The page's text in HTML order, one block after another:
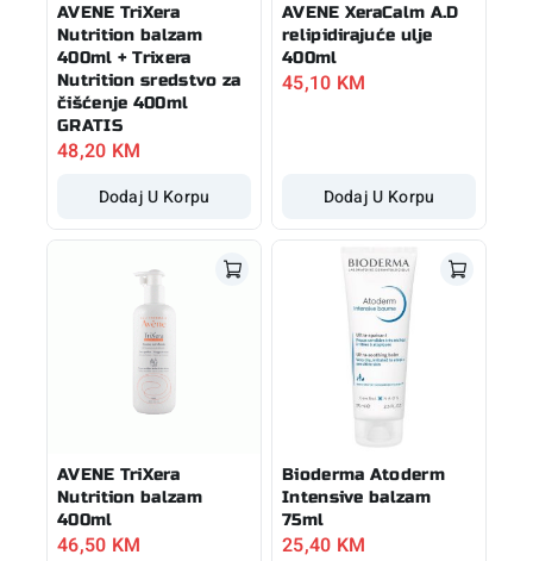
AVENE TriXera
Nutrition balzam
400ml + Trixera
Nutrition sredstvo za
čišćenje 400ml
GRATIS
48,20 KM
Dodaj U Korpu
AVENE XeraCalm A.D
relipidirajuće ulje
400ml
45,10 KM
Dodaj U Korpu
AVENE TriXera
Nutrition balzam
400ml
46,50 KM
Bioderma Atoderm
Intensive balzam
75ml
25,40 KM